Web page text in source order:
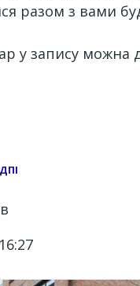
разом з вами
у запису